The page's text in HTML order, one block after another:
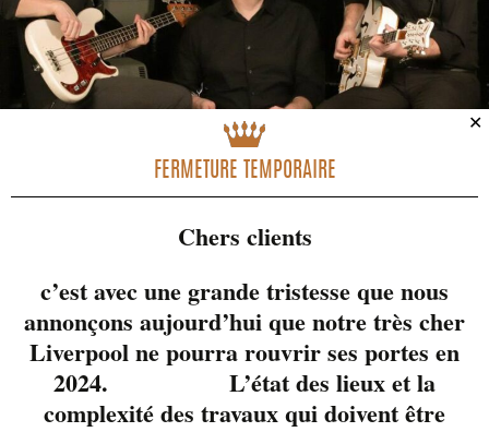
McFly est le gars que
tout le monde connait
✕
FERMETURE TEMPORAIRE
Chers clients
c’est avec une grande tristesse que nous
annonçons aujourd’hui que notre très cher
Liverpool ne pourra rouvrir ses portes en
2024. L’état des lieux et la
complexité des travaux qui doivent être